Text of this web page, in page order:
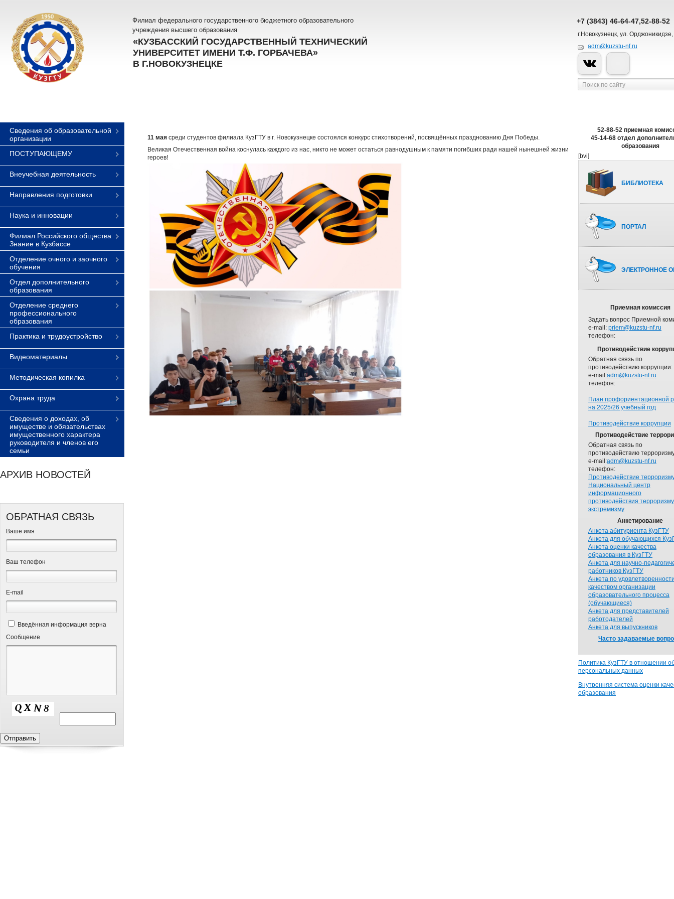
Филиал федерального государственного бюджетного образовательного
учреждения высшего образования
«КУЗБАССКИЙ ГОСУДАРСТВЕННЫЙ ТЕХНИЧЕСКИЙ
УНИВЕРСИТЕТ ИМЕНИ Т.Ф. ГОРБАЧЕВА»
В Г.НОВОКУЗНЕЦКЕ
+7 (3843) 46-64-47,52-88-52
г.Новокузнецк, ул.
adm@kuzstu-nf.ru
Сведения об образовательной
организации
ПОСТУПАЮЩЕМУ
Внеучебная деятельность
Направления подготовки
Наука и инновации
Филиал Российского общества
Знание в Кузбассе
Отделение очного и заочного
обучения
Отдел дополнительного
образования
Отделение среднего
профессионального
образования
Практика и трудоустройство
Видеоматериалы
Методическая копилка
Охрана труда
Сведения о доходах, об
имуществе и обязательствах
имущественного характера
руководителя и членов его
семьи
АРХИВ НОВОСТЕЙ
ОБРАТНАЯ СВЯЗЬ
Ваше имя
Ваш телефон
Е-mail
Введённая информация верна
Сообщение
11 мая среди студентов филиала КузГТУ в г. Новокузнецке состоялся конкурс стихотворений, посвящённых празднованию Дня Победы.
Великая Отечественная война коснулась каждого из нас, никто не может остаться равнодушным к памяти погибших ради нашей нынешней жизни
героев!
52-88-52 приемная
45-14-68 отдел
образования
[bvi]
БИБЛИОТЕКА
ПОРТАЛ
ЭЛЕКТРОННОЕ
Приемная комиссия
Задать вопрос Приемной
e-mail: priem@kuzstu-nf.ru
телефон:
Противодействие
Обратная связь по
противодействию коррупции:
e-mail:adm@kuzstu-nf.ru
телефон:
План профориентационной
на 2025/26 учебный год
Противодействие коррупции
Противодействие
Обратная связь по
противодействию
e-mail:adm@kuzstu-nf.ru
телефон:
Противодействие
Национальный центр
информационного
противодействия
экстремизму
Анкетирование
Анкета абитуриента КузГТУ
Анкета для обучающихся
Анкета оценки качества
образования в КузГТУ
Анкета для научно-
работников КузГТУ
Анкета по
качеством организации
образовательного процесса
(обучающиеся)
Анкета для представителей
работодателей
Анкета для выпускников
Часто задаваемые
Политика КузГТУ в отношении
персональных данных
Внутренняя система оценки
образования